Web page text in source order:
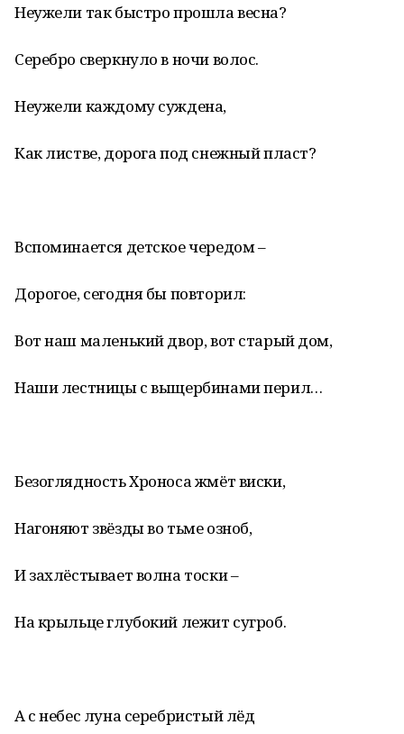
Неужели так быстро прошла весна?
Серебро сверкнуло в ночи волос.
Неужели каждому суждена,
Как листве, дорога под снежный пласт?
Вспоминается детское чередом –
Дорогое, сегодня бы повторил:
Вот наш маленький двор, вот старый дом,
Наши лестницы с выщербинами перил…
Безоглядность Хроноса жмёт виски,
Нагоняют звёзды во тьме озноб,
И захлёстывает волна тоски –
На крыльце глубокий лежит сугроб.
А с небес луна серебристый лёд